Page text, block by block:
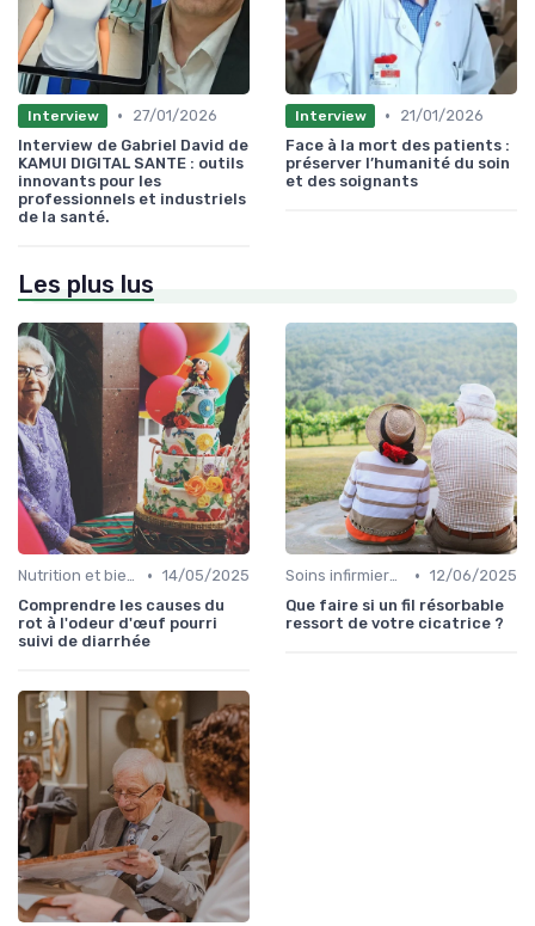
Interview •
27/01/2026
Interview de Gabriel David de
KAMUI DIGITAL SANTE : outils
innovants pour les
professionnels et industriels
de la santé.
Interview •
21/01/2026
Face à la mort des patients :
préserver l’humanité du soin
et des soignants
Les plus lus
Nutrition et bien-être • 14/05/2025
Comprendre les causes du
rot à l'odeur d'œuf pourri
suivi de diarrhée
Soins infirmiers à domicile • 12/06/2025
Que faire si un fil résorbable
ressort de votre cicatrice ?